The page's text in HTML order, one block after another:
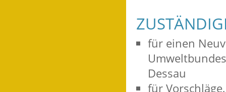
für einen
Dessau
für